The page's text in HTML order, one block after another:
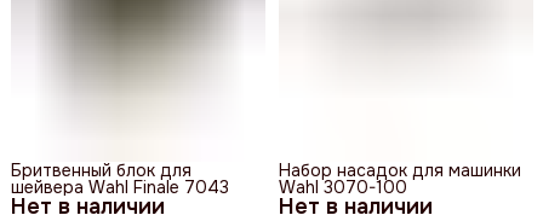
Нет в наличии
Бритвенный блок для
шейвера Wahl Finale 7043
Нет в наличии
Набор насадок для машинки
Wahl 3070-100